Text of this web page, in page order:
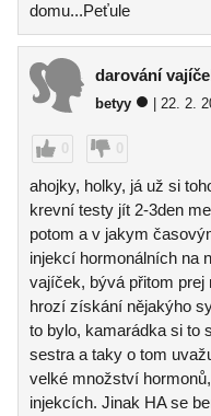
domu...Peťule
darování
betyy | 22. 2.
0 0
ahojky, holky, já už si
krevní testy jít 2-3den
potom a v jakym
injekcí hormonálních na
vajíček, bývá přitom prej
hrozí získání nějakýho
to bylo, kamarádka si to
sestra a taky o tom
velké množství
injekcích. Jinak HA se